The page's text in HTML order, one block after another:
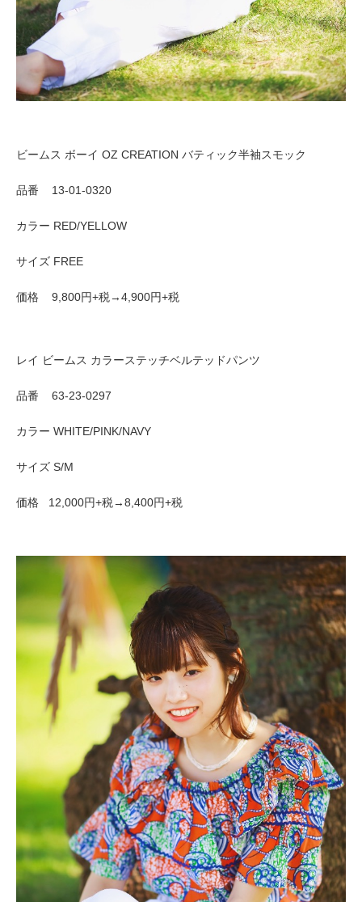
ビームス ボーイ OZ CREATION バティック半袖スモック
品番 13-01-0320
カラー RED/YELLOW
サイズ FREE
価格 9,800円+税→4,900円+税
レイ ビームス カラーステッチベルテッドパンツ
品番 63-23-0297
カラー WHITE/PINK/NAVY
サイズ S/M
価格 12,000円+税→8,400円+税